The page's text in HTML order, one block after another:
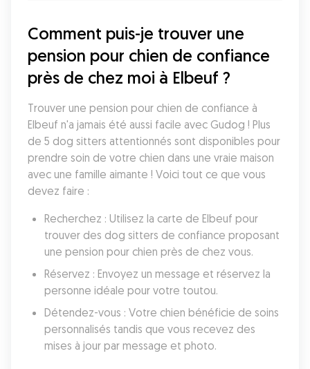
Comment puis-je trouver une
pension pour chien de confiance
près de chez moi à Elbeuf ?
Trouver une pension pour chien de confiance à
Elbeuf n'a jamais été aussi facile avec Gudog ! Plus
de 5 dog sitters attentionnés sont disponibles pour
prendre soin de votre chien dans une vraie maison
avec une famille aimante ! Voici tout ce que vous
devez faire :
Recherchez : Utilisez la carte de Elbeuf pour
trouver des dog sitters de confiance proposant
une pension pour chien près de chez vous.
Réservez : Envoyez un message et réservez la
personne idéale pour votre toutou.
Détendez-vous : Votre chien bénéficie de soins
personnalisés tandis que vous recevez des
mises à jour par message et photo.